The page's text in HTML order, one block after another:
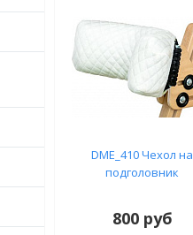
DME_410 Чехол на
подголовник
800 руб